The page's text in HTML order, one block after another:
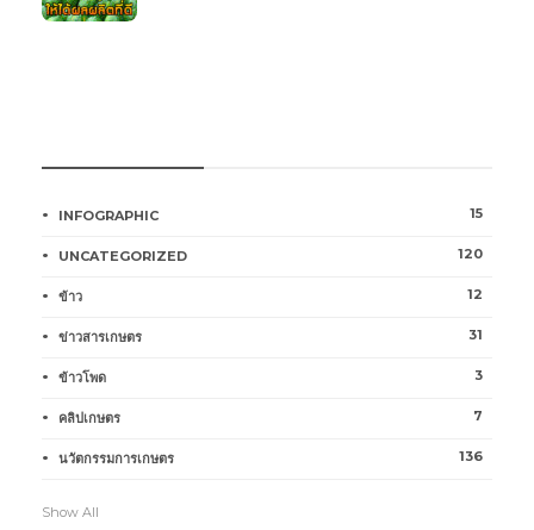
INFOGRAPHIC 15
UNCATEGORIZED 120
ข้าว 12
ข่าวสารเกษตร 31
ข้าวโพด 3
คลิปเกษตร 7
นวัตกรรมการเกษตร 136
Show All